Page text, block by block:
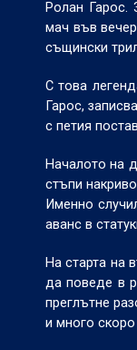
Ролан Гарос.
мач във
същински
С това
Гарос,
с петия
Началото на
стъпи
Именно
аванс в
На старта на
да поведе в
преглътне
и много